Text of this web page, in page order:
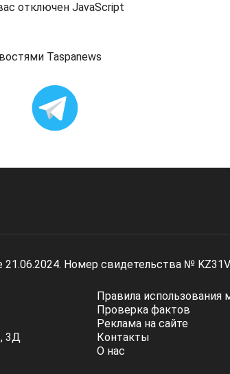
отключен JavaScript
Taspanews
21.06.2024. Номер свидетельства №
3Д
Правила использования
Проверка фактов
Реклама на сайте
Контакты
О нас